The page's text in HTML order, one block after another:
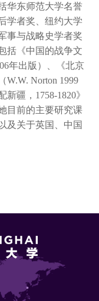
华东师范大学名誉
学者奖、纽约大学
事与战略史学者奖
括《中国的战争文
年出版）、《北京
Norton 1999
疆，1758-1820》
目前的主要研究课
及关于英国、中国